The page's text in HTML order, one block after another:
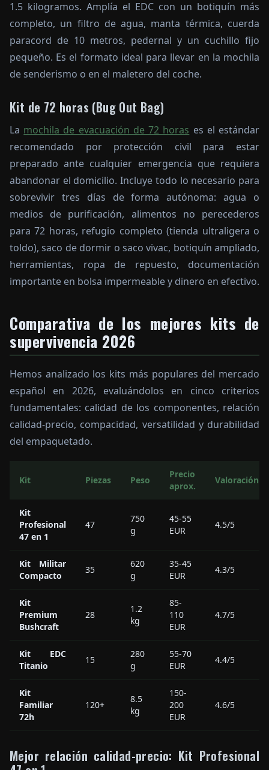
1.5 kilogramos. Amplía el EDC con un botiquín más
completo, un filtro de agua, manta térmica, cuerda
paracord de 10 metros, pedernal y un cuchillo fijo
pequeño. Es el formato ideal para llevar en la mochila
de senderismo o en el maletero del coche.
Kit de 72 horas (Bug Out Bag)
La mochila de evacuación de 72 horas es el estándar
recomendado por protección civil para estar
preparado ante cualquier emergencia que requiera
abandonar el domicilio. Incluye todo lo necesario para
sobrevivir tres días de forma autónoma: agua o
medios de purificación, alimentos no perecederos
para 72 horas, refugio completo (tienda ultraligera o
toldo), saco de dormir o saco vivac, botiquín ampliado,
herramientas, ropa de repuesto, documentación
importante en bolsa impermeable y dinero en efectivo.
Comparativa de los mejores kits de
supervivencia 2026
Hemos analizado los kits más populares del mercado
español en 2026, evaluándolos en cinco criterios
fundamentales: calidad de los componentes, relación
calidad-precio, compacidad, versatilidad y durabilidad
del empaquetado.
Kit Piezas Peso
Precio
aprox.
Valoración
Kit
Profesional
47 en 1
47
750
g
45-55
EUR
4.5/5
Kit Militar
Compacto
35
620
g
35-45
EUR
4.3/5
Kit
Premium
Bushcraft
28
1.2
kg
85-
110
EUR
4.7/5
Kit EDC
Titanio
15
280
g
55-70
EUR
4.4/5
Kit
Familiar
72h
120+
8.5
kg
150-
200
EUR
4.6/5
Mejor relación calidad-precio: Kit Profesional